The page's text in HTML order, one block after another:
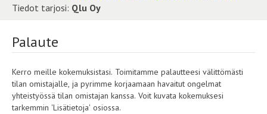
Tiedot tarjosi: Qlu Oy
Palaute
Kerro meille kokemuksistasi. Toimitamme palautteesi välittömästi
tilan omistajalle, ja pyrimme korjaamaan havaitut ongelmat
yhteistyössä tilan omistajan kanssa. Voit kuvata kokemuksesi
tarkemmin 'Lisätietoja' osiossa.